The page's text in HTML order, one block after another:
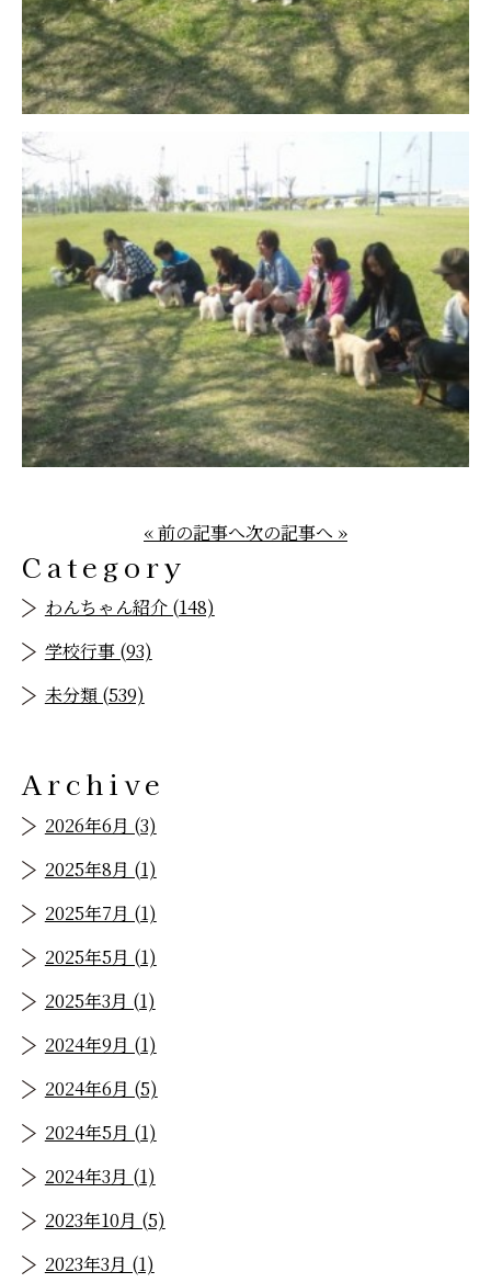
« 前の記事へ次の記事へ »
Category
わんちゃん紹介 (148)
学校行事 (93)
未分類 (539)
Archive
2026年6月 (3)
2025年8月 (1)
2025年7月 (1)
2025年5月 (1)
2025年3月 (1)
2024年9月 (1)
2024年6月 (5)
2024年5月 (1)
2024年3月 (1)
2023年10月 (5)
2023年3月 (1)